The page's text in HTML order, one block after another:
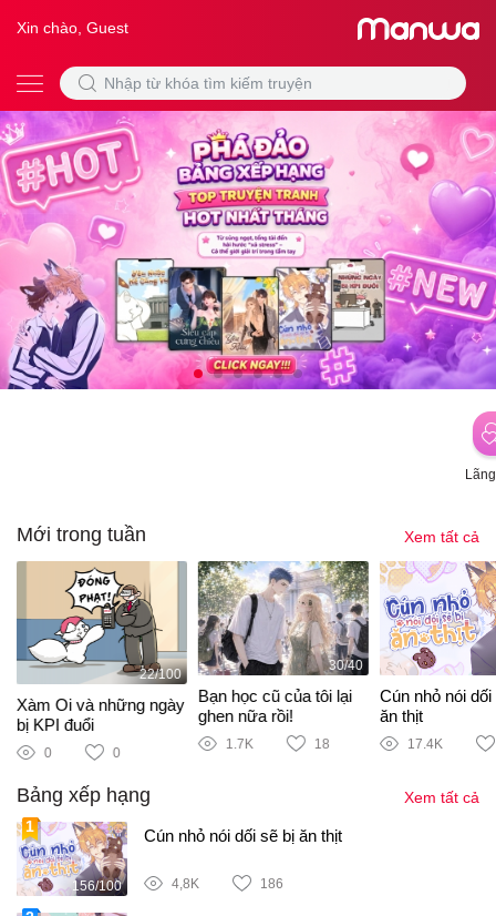
Xin chào, Guest
Mới trong tuần Xem tất cả
22/100
Xàm Oi và những ngày
bị KPI đuổi
0 0
30/40
Bạn học cũ của tôi lại
ghen nữa rồi!
1.7K 18
Cún nhỏ nói dối
ăn thịt
17.4K
Bảng xếp hạng Xem tất cả
156/100
Cún nhỏ nói dối sẽ bị ăn thịt
4,8K 186